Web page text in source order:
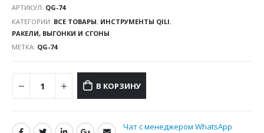
АРТИКУЛ: QG-74
КАТЕГОРИИ: ВСЕ ТОВАРЫ, ИНСТРУМЕНТЫ QILI,
РАКЕЛИ, ВЫГОНКИ И СГОНЫ
МЕТКА: QG-74
В КОРЗИНУ
Чат с менеджером WhatsApp